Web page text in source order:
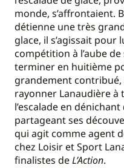
monde, s’affrontaient.
détienne une très
glace, il s’agissait pour
compétition à l’aube
terminer en huitième
grandement contribué,
rayonner Lanaudière à
l’escalade en dénichant
partageant ses
qui agit comme agent
chez Loisir et Sport
finalistes deL’Action.